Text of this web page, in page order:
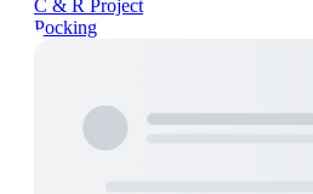
C & R Project
Pocking